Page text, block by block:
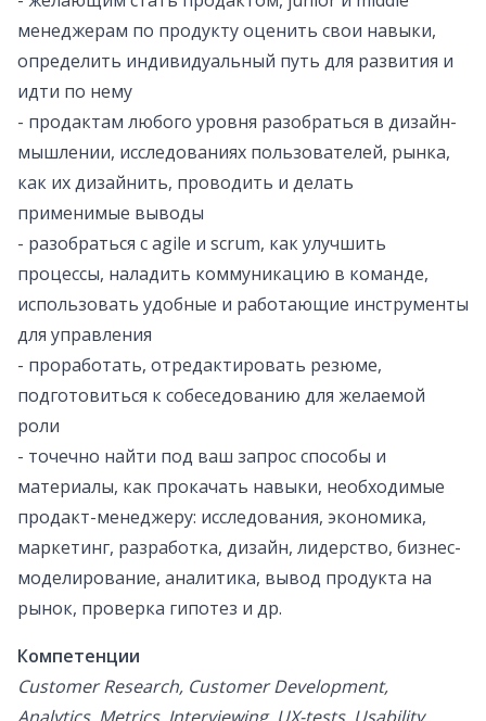
менеджерам по продукту оценить свои навыки,
определить индивидуальный путь для развития и
идти по нему
- продактам любого уровня разобраться в дизайн-
мышлении, исследованиях пользователей, рынка,
как их дизайнить, проводить и делать
применимые выводы
- разобраться с agile и scrum, как улучшить
процессы, наладить коммуникацию в команде,
использовать удобные и работающие инструменты
для управления
- проработать, отредактировать резюме,
подготовиться к собеседованию для желаемой
роли
- точечно найти под ваш запрос способы и
материалы, как прокачать навыки, необходимые
продакт-менеджеру: исследования, экономика,
маркетинг, разработка, дизайн, лидерство, бизнес-
моделирование, аналитика, вывод продукта на
рынок, проверка гипотез и др.
Компетенции
Customer Research, Customer Development,